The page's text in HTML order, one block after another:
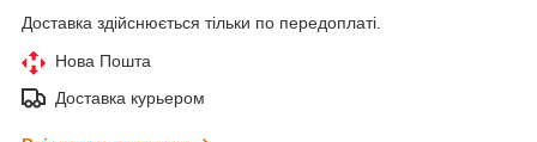
Доставка здійснюється тільки по передоплаті.
Нова Пошта
Доставка курьером